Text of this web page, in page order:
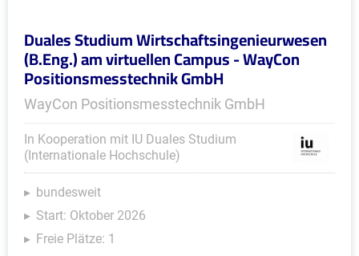
Duales Studium Wirtschaftsingenieurwesen
(B.Eng.) am virtuellen Campus - WayCon
Positionsmesstechnik GmbH
WayCon Positionsmesstechnik GmbH
In Kooperation mit IU Duales Studium
(Internationale Hochschule)
bundesweit
Start: Oktober 2026
Freie Plätze: 1